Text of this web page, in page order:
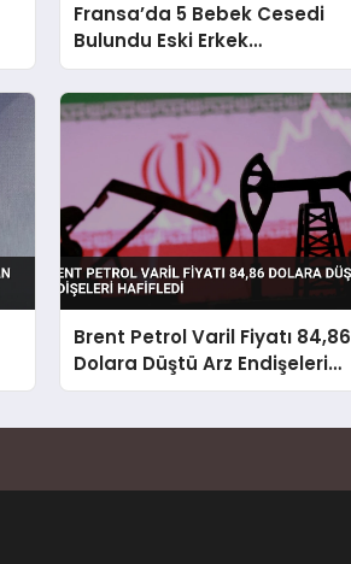
Fransa’da 5 Bebek Cesedi
Bulundu Eski Erkek
Arkadaşının İhbarı Şok Etti
Brent Petrol Varil Fiyatı 84,86
Dolara Düştü Arz Endişeleri
Hafifledi